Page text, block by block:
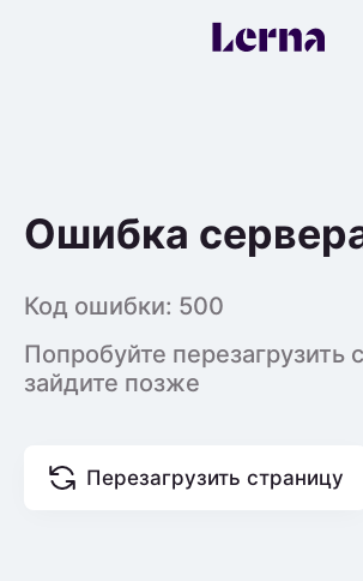
Ошибка
Код ошибки: 500
Попробуйте перезагрузить
зайдите позже
Перезагрузить страницу